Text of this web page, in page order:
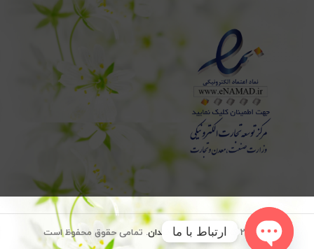
© 2026 کالای خواب سید خندان. تمامی حقوق محفوظ است
ارتباط با ما